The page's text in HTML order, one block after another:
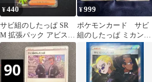
¥440
サビ組のしたっぱ SR
M 拡張パック アビスア
イ キラ 110/081
¥999
ポケモンカード サビ
組のしたっぱ ミカンの
まなざし SR まとめ売